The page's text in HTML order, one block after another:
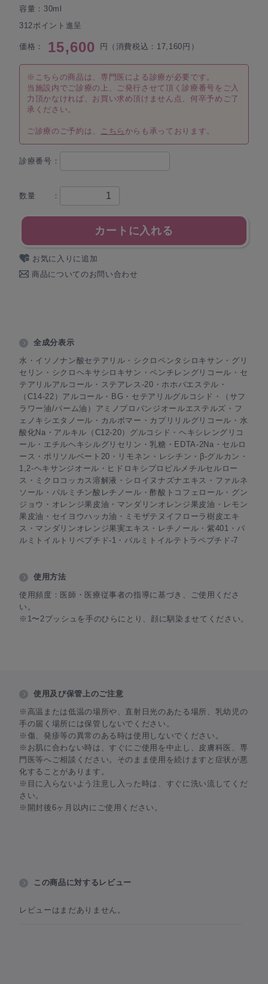
容量：30ml
312ポイント進呈
価格： 15,600 円（消費税込：17,160円）
※こちらの商品は、専門医による診療が必要です。
当施設内でご診療の上、ご発行させて頂く診療番号をご入
力頂かなければ、お買い求め頂けません点、何卒予めご了
承ください。
ご診療のご予約は、 こちら からも承っております。
診療番号：
数量 ：
カートに入れる
お気に入りに追加
商品についてのお問い合わせ
全成分表示
水・イソノナン酸セテアリル・シクロペンタシロキサン・グリ
セリン・シクロヘキサシロキサン・ペンチレングリコール・セ
テアリルアルコール・ステアレス-20・ホホバエステル・
（C14-22）アルコール・BG・セテアリルグルコシド・（サフ
ラワー油/パーム油）アミノプロパンジオールエステルズ・フ
ェノキシエタノール・カルボマー・カプリリルグリコール・水
酸化Na・アルキル（C12-20）グルコシド・ヘキシレングリコ
ール・エチルヘキシルグリセリン・乳糖・EDTA-2Na・セルロ
ース・ポリソルベート20・リモネン・レシチン・β-グルカン・
1,2-ヘキサンジオール・ヒドロキシプロピルメチルセルロー
ス・ミクロコッカス溶解液・シロイヌナズナエキス・ファルネ
ソール・パルミチン酸レチノール・酢酸トコフェロール・グン
ジョウ・オレンジ果皮油・マンダリンオレンジ果皮油・レモン
果皮油・セイヨウハッカ油・ミモザテヌイフローラ樹皮エキ
ス・マンダリンオレンジ果実エキス・レチノール・紫401・パ
ルミトイルトリペプチド-1・パルミトイルテトラペプチド-7
使用方法
使用頻度：医師・医療従事者の指導に基づき、ご使用くださ
い。
※1〜2プッシュを手のひらにとり、顔に馴染ませてください。
使用及び保管上のご注意
※高温または低温の場所や、直射日光のあたる場所、乳幼児の
手の届く場所には保管しないでください。
※傷、発疹等の異常のある時は使用しないでください。
※お肌に合わない時は、すぐにご使用を中止し、皮膚科医、専
門医等へご相談ください。そのまま使用を続けますと症状が悪
化することがあります。
※目に入らないよう注意し入った時は、すぐに洗い流してくだ
さい。
※開封後6ヶ月以内にご使用ください。
この商品に対するレビュー
レビューはまだありません。